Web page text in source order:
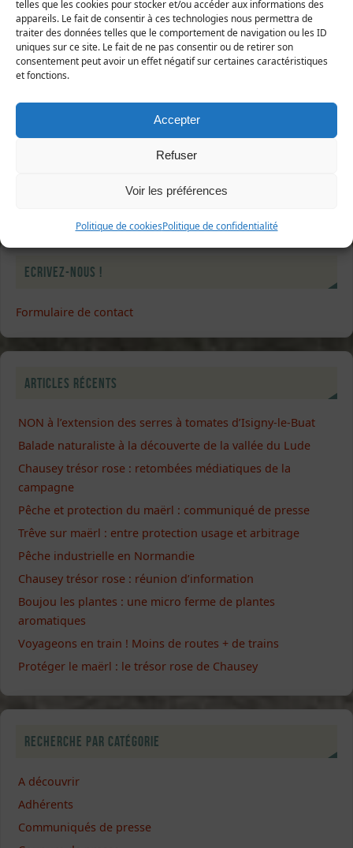
telles que les cookies pour stocker et/ou accéder aux informations des
appareils. Le fait de consentir à ces technologies nous permettra de
traiter des données telles que le comportement de navigation ou les ID
uniques sur ce site. Le fait de ne pas consentir ou de retirer son
consentement peut avoir un effet négatif sur certaines caractéristiques
et fonctions.
Accepter
Refuser
Voir les préférences
Politique de cookiesPolitique de confidentialité
Sélectionner une ou plusieurs listes :
Sorties nature
Abonnés à l'écho de Manche-Nature
J’accepte que mes données soient traitées conformément à
Ecrivez-nous !
Formulaire de contact
Articles récents
NON à l’extension des serres à tomates d’Isigny-le-Buat
Balade naturaliste à la découverte de la vallée du Lude
Chausey trésor rose : retombées médiatiques de la
campagne
Pêche et protection du maërl : communiqué de presse
Trêve sur maërl : entre protection usage et arbitrage
Pêche industrielle en Normandie
Chausey trésor rose : réunion d’information
Boujou les plantes : une micro ferme de plantes
aromatiques
Voyageons en train ! Moins de routes + de trains
Protéger le maërl : le trésor rose de Chausey
Recherche par catégorie
A découvrir
Adhérents
Communiqués de presse